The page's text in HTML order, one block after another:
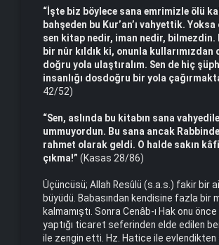
“İşte biz böylece sana emrimizle ölü
bahşeden bu Kur’an’ı vahyettik.
sen kitap nedir, iman nedir, bilmezdin.
bir nûr kıldık ki, onunla
doğru yola ulaştıralım. Sen de hiç
insanlığı dosdoğru bir yola
42/52)
“Sen, aslında bu kitabın sana
ummuyordun. Bu sana ancak
rahmet olarak geldi. O halde sakın
çıkma!” (Kasas 28/86)
Üçüncüsü; Allah Resûlü (s.a.s.) fakir bir
büyüdü. Babasından kendisine fazla bir
kalmamıştı. Sonra Cenâb-ı Hak onu önce
yaptığı ticaret seferinden elde edilen
ile zengin etti. Hz. Hatice ile evlendikten